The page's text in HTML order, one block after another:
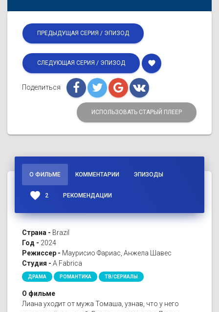
ПРЕДЫДУЩАЯ СЕРИЯ / ЭПИЗОД
СЛЕДУЮЩАЯ СЕРИЯ / ЭПИЗОД favorite
Поделиться
ИСПОЛЬЗОВАТЬ СТАРЫЙ ПЛЕЕР
О ФИЛЬМЕ КОММЕНТАРИИ ЭПИЗОДЫ
favorite 2 РЕКОМЕНДАЦИИ
Страна - Brazil
Год - 2024
Режиссер - Маурисио Фариас, Анжела Шавес
Студия - A Fabrica
ДРАМА РОМАНТИКА ТВ/СЕРИАЛЫ
О фильме
Лиана уходит от мужа Томаша, узнав, что у него